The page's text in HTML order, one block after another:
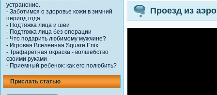
устранение.
- Заботимся о здоровье кожи в зимний
период года
- Подтяжка лица и шеи
- Подтяжка лица без операции
- Что подарить любимому мужчине?
- Игровая Вселенная Square Enix
- Трафаретная окраска - волшебство
своими руками
- Приемный ребенок: как его полюбить?
Прислать статью
Проезд из